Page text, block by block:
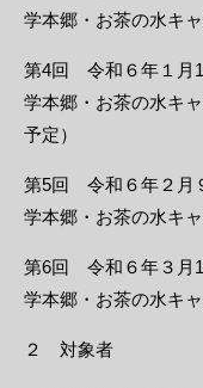
学本郷・お茶の水キ
第4回 令和６年１月
学本郷・お茶の水キ
予定）
第5回 令和６年２月
学本郷・お茶の水キ
第6回 令和６年３月
学本郷・お茶の水キ
２ 対象者